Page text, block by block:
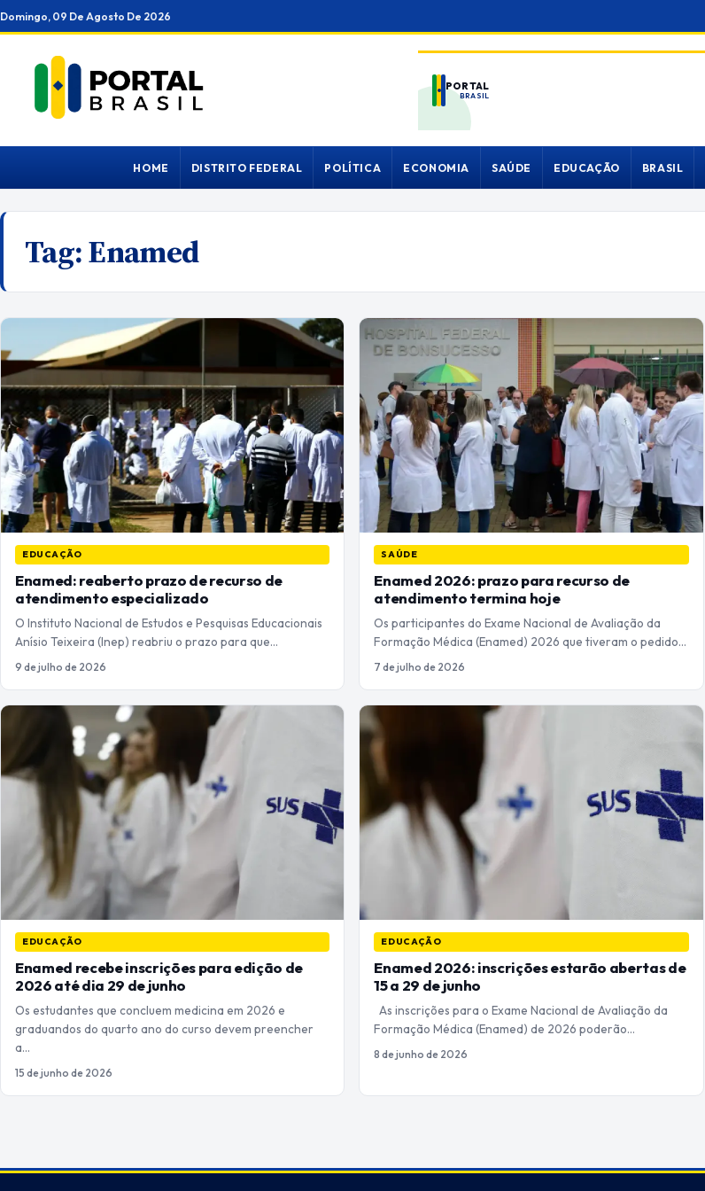
Ir
para
conteúdo
Domingo, 09 De Agosto De 2026
PORTAL
BRASIL
HOME DISTRITO FEDERAL POLÍTICA ECONOMIA SAÚDE EDUCAÇÃO BRASIL
Tag:Enamed
EDUCAÇÃO
Enamed: reaberto prazo de recurso de
atendimento especializado
O Instituto Nacional de Estudos e Pesquisas Educacionais
Anísio Teixeira (Inep) reabriu o prazo para que…
9 de julho de 2026
SAÚDE
Enamed 2026: prazo para recurso de
atendimento termina hoje
Os participantes do Exame Nacional de Avaliação da
Formação Médica (Enamed) 2026 que tiveram o pedido…
7 de julho de 2026
EDUCAÇÃO
Enamed recebe inscrições para edição de
2026 até dia 29 de junho
Os estudantes que concluem medicina em 2026 e
graduandos do quarto ano do curso devem preencher
a…
15 de junho de 2026
EDUCAÇÃO
Enamed 2026: inscrições estarão abertas de
15 a 29 de junho
As inscrições para o Exame Nacional de Avaliação da
Formação Médica (Enamed) de 2026 poderão…
8 de junho de 2026